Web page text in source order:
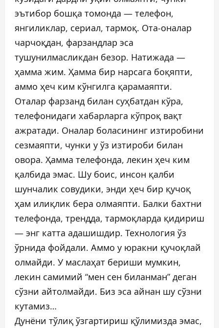
эътибор бошқа томонда — телефон,
янгиликлар, сериал, тармоқ. Ота-оналар
чарчоқдан, фарзандлар эса
тушунилмасликдан безор. Натижада —
ҳамма жим. Ҳамма бир нарсага боқяпти,
аммо ҳеч ким кўнгилга қарамаяпти.
Оталар фарзанд билан суҳбатдан кўра,
телефонидаги хабарларга кўпроқ вақт
ажратади. Оналар боласининг изтиробини
сезмаяпти, чунки у ўз изтироби билан
овора. Ҳамма телефонда, лекин ҳеч ким
қалбида эмас. Шу боис, инсон қалби
шунчалик совудики, энди ҳеч бир қучоқ
ҳам илиқлик бера олмаяпти. Балки бахтни
телефонда, трендда, тармоқларда қидириш
— энг катта адашишдир. Технология ўз
ўрнида фойдали. Аммо у юракни қучоқлай
олмайди. У маслаҳат бериши мумкин,
лекин самимий “мен сен биланман” деган
сўзни айтолмайди. Биз эса айнан шу сўзни
кутамиз…
Дунёни тўлиқ ўзгартириш қўлимизда эмас,